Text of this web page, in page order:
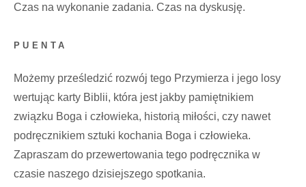
Czas na wykonanie zadania. Czas na dyskusję.
PUENTA
Możemy prześledzić rozwój tego Przymierza i jego losy
wertując karty Biblii, która jest jakby pamiętnikiem
związku Boga i człowieka, historią miłości, czy nawet
podręcznikiem sztuki kochania Boga i człowieka.
Zapraszam do przewertowania tego podręcznika w
czasie naszego dzisiejszego spotkania.